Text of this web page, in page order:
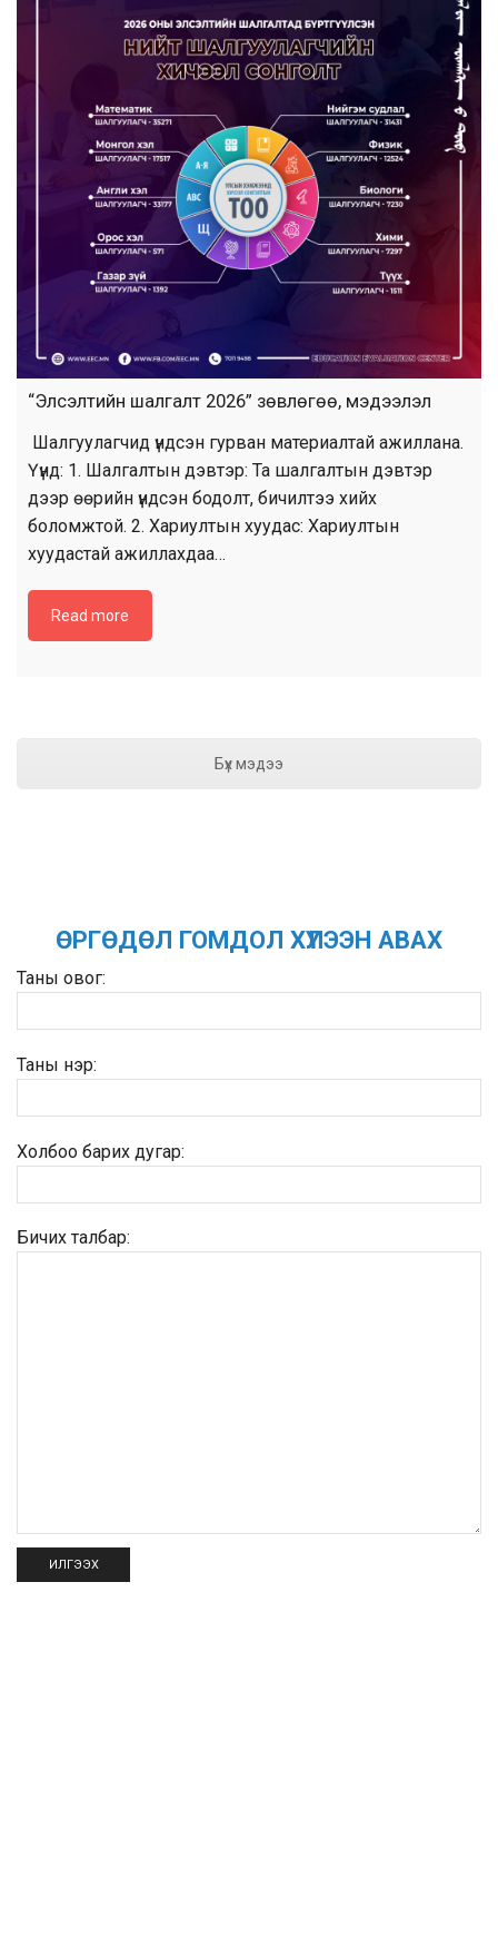
“Элсэлтийн шалгалт 2026” зөвлөгөө, мэдээлэл
Шалгуулагчид үндсэн гурван материалтай ажиллана.
Үүнд: 1. Шалгалтын дэвтэр: Та шалгалтын дэвтэр
дээр өөрийн үндсэн бодолт, бичилтээ хийх
боломжтой. 2. Хариултын хуудас: Хариултын
хуудастай ажиллахдаа…
Read more
Бүх мэдээ
ӨРГӨДӨЛ ГОМДОЛ ХҮЛЭЭН АВАХ
Таны овог:
Таны нэр:
Холбоо барих дугар:
Бичих талбар: